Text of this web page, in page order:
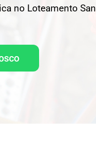
no Loteamento